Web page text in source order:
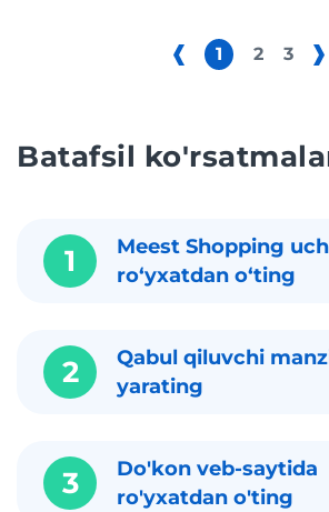
1 2 3
Batafsil
1
Meest Shopping
roʻyxatdan oʻting
2
Qabul qiluvchi
yarating
3
Do'kon veb-saytida
ro'yxatdan o'ting